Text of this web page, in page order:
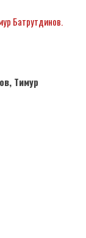
Батрутдинов.
Тимур